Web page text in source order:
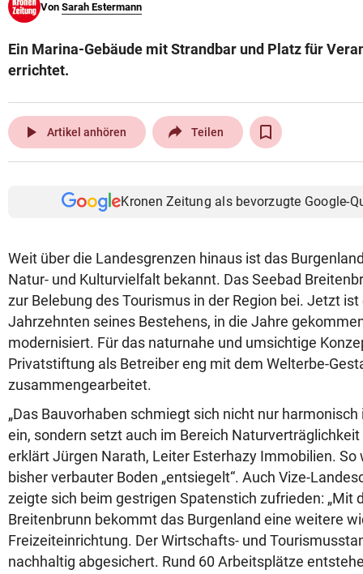
© Krone Multimedia GmbH & Co KG 2026
Von Sarah Estermann
Ein Marina-Gebäude mit Strandbar und Platz für
errichtet.
play_arrow Artikel anhören Teilen
Kronen Zeitung als bevorzugte Google-
Weit über die Landesgrenzen hinaus ist das
Natur- und Kulturvielfalt bekannt. Das Seebad
zur Belebung des Tourismus in der Region bei. Jetzt ist
Jahrzehnten seines Bestehens, in die Jahre
modernisiert. Für das naturnahe und umsichtige
Privatstiftung als Betreiber eng mit dem Welterbe-
zusammengearbeitet.
„Das Bauvorhaben schmiegt sich nicht nur
ein, sondern setzt auch im Bereich Naturverträglichkeit
erklärt Jürgen Narath, Leiter Esterhazy Immobilien. So
bisher verbauter Boden „entsiegelt“. Auch Vize-
zeigte sich beim gestrigen Spatenstich zufrieden: „Mit
Breitenbrunn bekommt das Burgenland eine weitere
Freizeiteinrichtung. Der Wirtschafts- und
nachhaltig abgesichert. Rund 60 Arbeitsplätze